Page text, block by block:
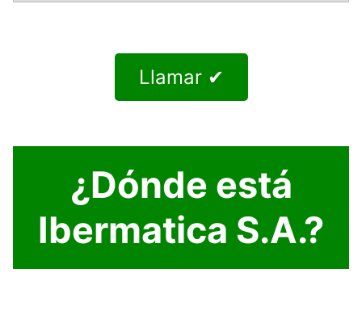
Llamar ✔
¿Dónde está
Ibermatica S.A.?